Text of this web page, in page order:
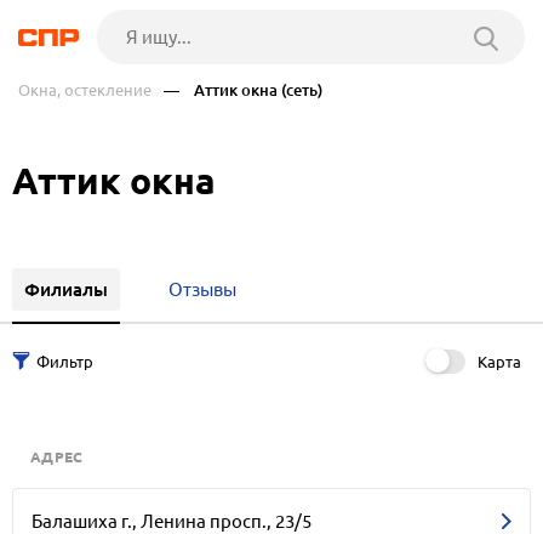
Окна, остекление — Аттик окна (сеть)
Аттик окна
Филиалы Отзывы
Карта
АДРЕС
Балашиха г., Ленина просп., 23/5